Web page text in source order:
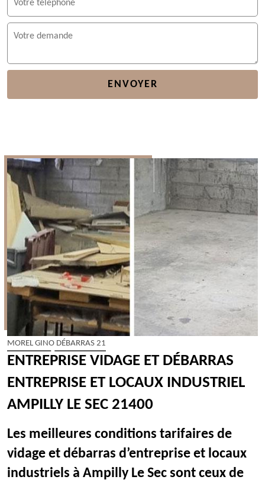
MOREL GINO DÉBARRAS 21
ENTREPRISE VIDAGE ET DÉBARRAS
ENTREPRISE ET LOCAUX INDUSTRIEL
AMPILLY LE SEC 21400
Les meilleures conditions tarifaires de
vidage et débarras d’entreprise et locaux
industriels à Ampilly Le Sec sont ceux de